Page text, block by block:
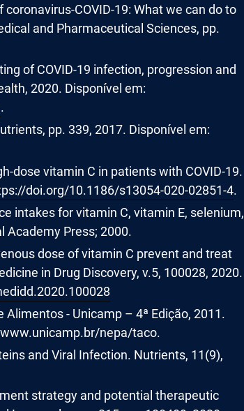
COVID-19: What we can do to
and Pharmaceutical Sciences, pp.
of COVID-19 infection, progression and
2020. Disponível em:
.
pp. 339, 2017. Disponível em:
dose vitamin C in patients with COVID-19.
doi.org/10.1186/s13054-020-02851-4.
intakes for vitamin C, vitamin E, selenium,
Academy Press; 2000.
dose of vitamin C prevent and treat
in Drug Discovery, v.5, 100028, 2020.
Alimentos - Unicamp – 4ª Edição, 2011.
nepa/taco.
and Viral Infection. Nutrients, 11(9),
strategy and potential therapeutic